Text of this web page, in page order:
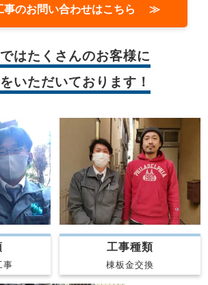
事のお問い合わせはこちら ≫
はたくさんのお客様に
いただいております！
事
工事種類
棟板金交換